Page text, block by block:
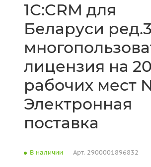
1С:CRM для
Беларуси
лицензия на 20
рабочих мест
Электронная
поставка
В наличии Арт. 2900001896832